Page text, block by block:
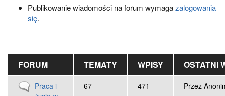
Publikowanie wiadomości na forum wymagazalogowania
się.
FORUM TEMATY WPISY OSTATNI
Brak nowych wpisów
Praca i
67 471 Przez